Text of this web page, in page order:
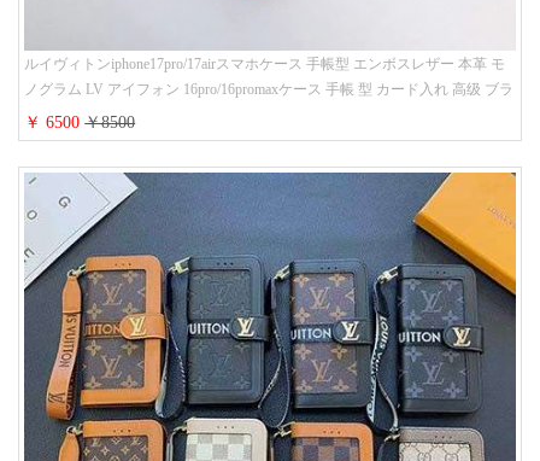
ルイヴィトンiphone17pro/17airスマホケース 手帳型 エンボスレザー 本革 モ
ノグラム LV アイフォン 16pro/16promaxケース 手帳 型 カード入れ 高级 ブラ
ンド iPhone 15/14/13 proケース 手帳型 男女通用 大人かわいい
￥ 6500￥8500